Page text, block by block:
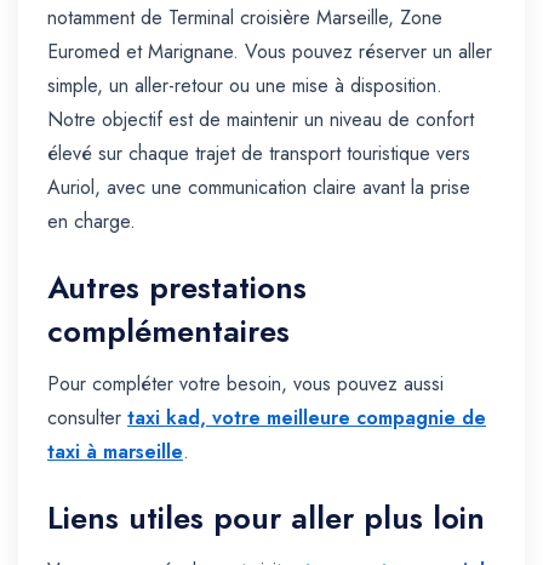
notamment de Terminal croisière Marseille, Zone
Euromed et Marignane. Vous pouvez réserver un aller
simple, un aller-retour ou une mise à disposition.
Notre objectif est de maintenir un niveau de confort
élevé sur chaque trajet de transport touristique vers
Auriol, avec une communication claire avant la prise
en charge.
Autres prestations
complémentaires
Pour compléter votre besoin, vous pouvez aussi
consulter taxi kad, votre meilleure compagnie de
taxi à marseille.
Liens utiles pour aller plus loin